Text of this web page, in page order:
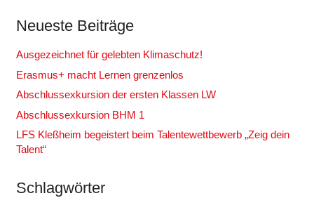
Neueste Beiträge
Ausgezeichnet für gelebten Klimaschutz!
Erasmus+ macht Lernen grenzenlos
Abschlussexkursion der ersten Klassen LW
Abschlussexkursion BHM 1
LFS Kleßheim begeistert beim Talentewettbewerb „Zeig dein
Talent“
Schlagwörter